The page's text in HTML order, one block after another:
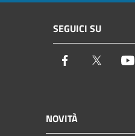
SEGUICI SU
Facebook Twitter
NOVITÀ